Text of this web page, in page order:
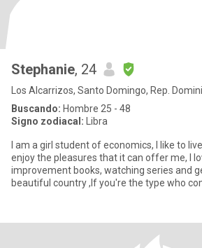
Stephanie, 24
Los Alcarrizos, Santo Domingo, Rep.
Buscando: Hombre 25 - 48
Signo zodiacal: Libra
I am a girl student of economics, I like to
enjoy the pleasures that it can offer me, I love reading self-
improvement books, watching series and
beautiful country ,If you're the type who